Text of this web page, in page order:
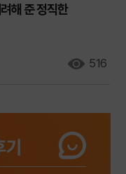
해 준 정직한
516